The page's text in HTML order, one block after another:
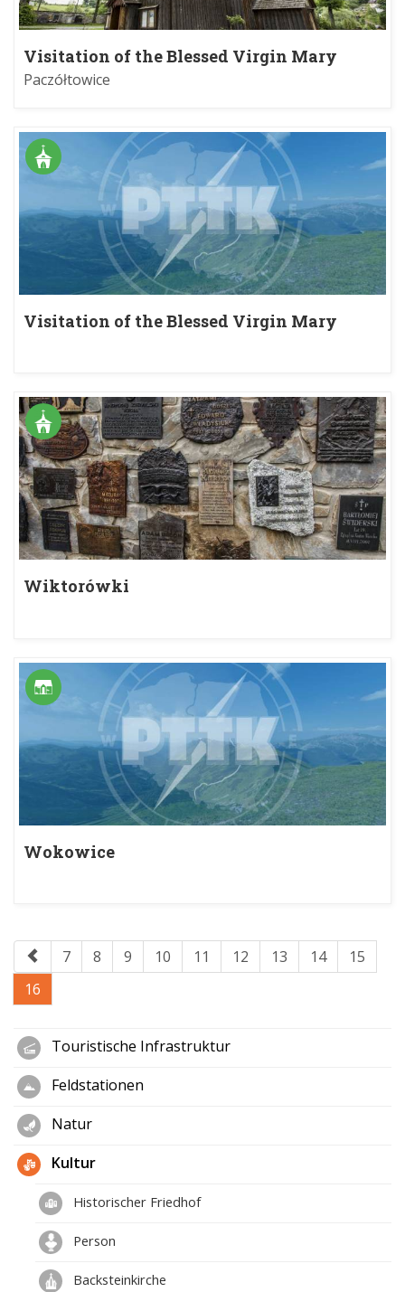
Visitation of the Blessed Virgin Mary
church
Paczółtowice
Visitation of the Blessed Virgin Mary
Wiktorówki
Wokowice
7 8 9 10 11 12 13 14
15
16
Touristische Infrastruktur
Feldstationen
Natur
Kultur
Historischer Friedhof
Person
Backsteinkirche